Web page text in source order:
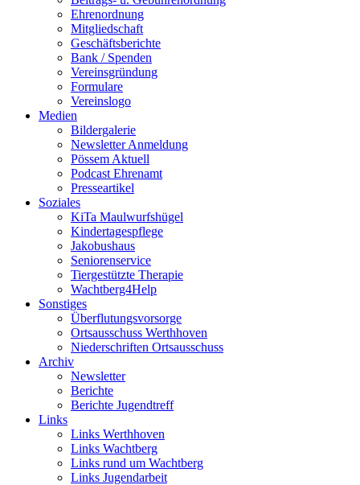
Ehrenordnung
Mitgliedschaft
Geschäftsberichte
Bank / Spenden
Vereinsgründung
Formulare
Vereinslogo
Medien
Bildergalerie
Newsletter Anmeldung
Pössem Aktuell
Podcast Ehrenamt
Presseartikel
Soziales
KiTa Maulwurfshügel
Kindertagespflege
Jakobushaus
Seniorenservice
Tiergestützte Therapie
Wachtberg4Help
Sonstiges
Überflutungsvorsorge
Ortsausschuss Werthhoven
Niederschriften Ortsausschuss
Archiv
Newsletter
Berichte
Berichte Jugendtreff
Links
Links Werthhoven
Links Wachtberg
Links rund um Wachtberg
Links Jugendarbeit